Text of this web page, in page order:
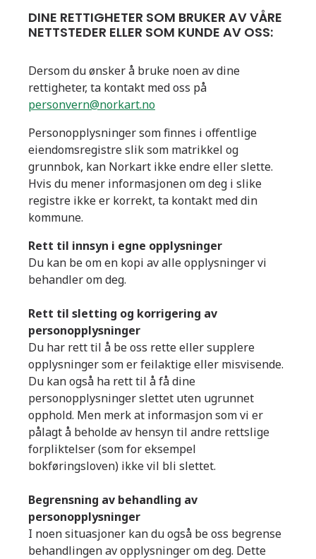
DINE RETTIGHETER SOM BRUKER AV VÅRE
NETTSTEDER ELLER SOM KUNDE AV OSS:
Dersom du ønsker å bruke noen av dine
rettigheter, ta kontakt med oss på
personvern@norkart.no
Personopplysninger som finnes i offentlige
eiendomsregistre slik som matrikkel og
grunnbok, kan Norkart ikke endre eller slette.
Hvis du mener informasjonen om deg i slike
registre ikke er korrekt, ta kontakt med din
kommune.
Rett til innsyn i egne opplysninger
Du kan be om en kopi av alle opplysninger vi
behandler om deg.
Rett til sletting og korrigering av
personopplysninger
Du har rett til å be oss rette eller supplere
opplysninger som er feilaktige eller misvisende.
Du kan også ha rett til å få dine
personopplysninger slettet uten ugrunnet
opphold. Men merk at informasjon som vi er
pålagt å beholde av hensyn til andre rettslige
forpliktelser (som for eksempel
bokføringsloven) ikke vil bli slettet.
Begrensning av behandling av
personopplysninger
I noen situasjoner kan du også be oss begrense
behandlingen av opplysninger om deg. Dette